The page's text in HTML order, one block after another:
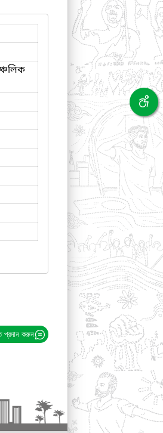
প্রদান করুন